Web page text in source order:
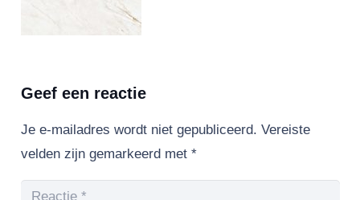
Geef een reactie
Je e-mailadres wordt niet gepubliceerd. Vereiste
velden zijn gemarkeerd met *